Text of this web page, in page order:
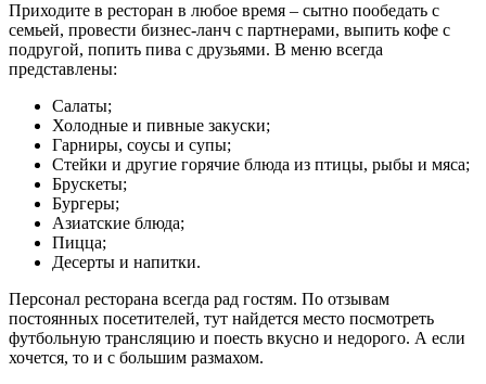
Приходите в ресторан в любое время – сытно пообедать с
семьей, провести бизнес-ланч с партнерами, выпить кофе с
подругой, попить пива с друзьями. В меню всегда
представлены:
Салаты;
Холодные и пивные закуски;
Гарниры, соусы и супы;
Стейки и другие горячие блюда из птицы, рыбы и мяса;
Брускеты;
Бургеры;
Азиатские блюда;
Пицца;
Десерты и напитки.
Персонал ресторана всегда рад гостям. По отзывам
постоянных посетителей, тут найдется место посмотреть
футбольную трансляцию и поесть вкусно и недорого. А если
хочется, то и с большим размахом.